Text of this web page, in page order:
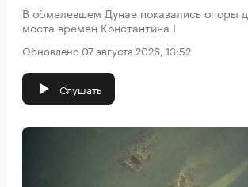
В обмелевшем Дунае показались опоры
моста времен Константина I
Обновлено 07 августа 2026, 13:52
Слушать